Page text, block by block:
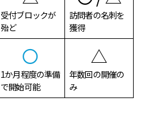
受付ブロックが
殆ど
訪問者の名刺を
獲得
〇
1か月程度の準備
で開始可能
△
年数回の開催の
み